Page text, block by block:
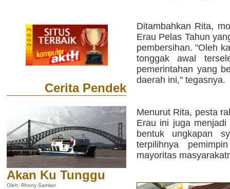
Cerita Pendek
Akan Ku Tunggu
Oleh: Rhony Samlan
Ditambahkan Rita,
Erau Pelas Tahun
pembersihan. "Oleh
tonggak awal
pemerintahan yang
daerah ini," tegasnya.
Menurut Rita, pesta
Erau ini juga
bentuk ungkapan
terpilihnya
mayoritas